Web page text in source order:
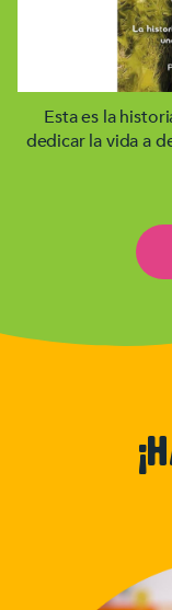
Esta es la
dedicar la vida a